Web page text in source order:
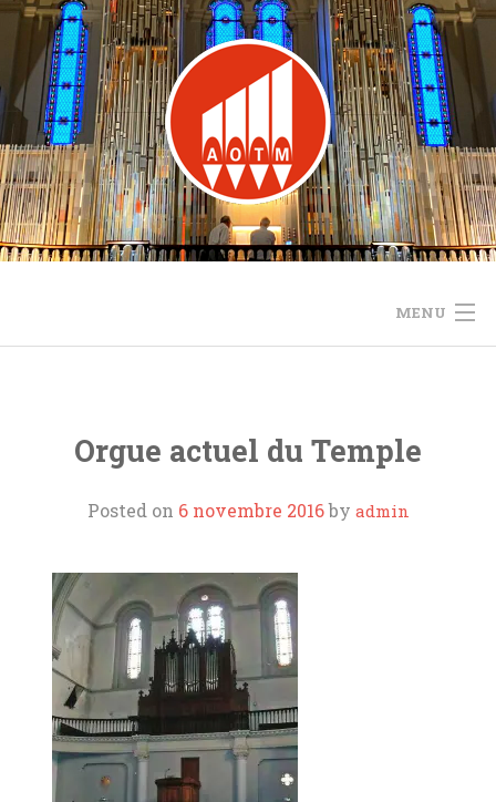
Skip
content
MENU
LE PROJET
L’AOTM
SOUTIENS ET LIENS
CONTACT
Orgue actuel du Temple
Posted on 6 novembre 2016by admin